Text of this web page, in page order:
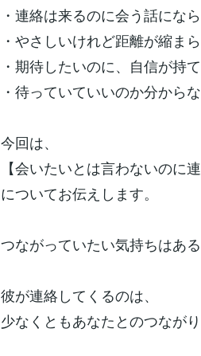
・連絡は来るのに会う話にな
・やさしいけれど距離が縮ま
・期待したいのに、自信が持
・待っていていいのか分から
今回は、
【会いたいとは言わないのに
についてお伝えします。
つながっていたい気持ちはある
彼が連絡してくるのは、
少なくともあなたとのつなが